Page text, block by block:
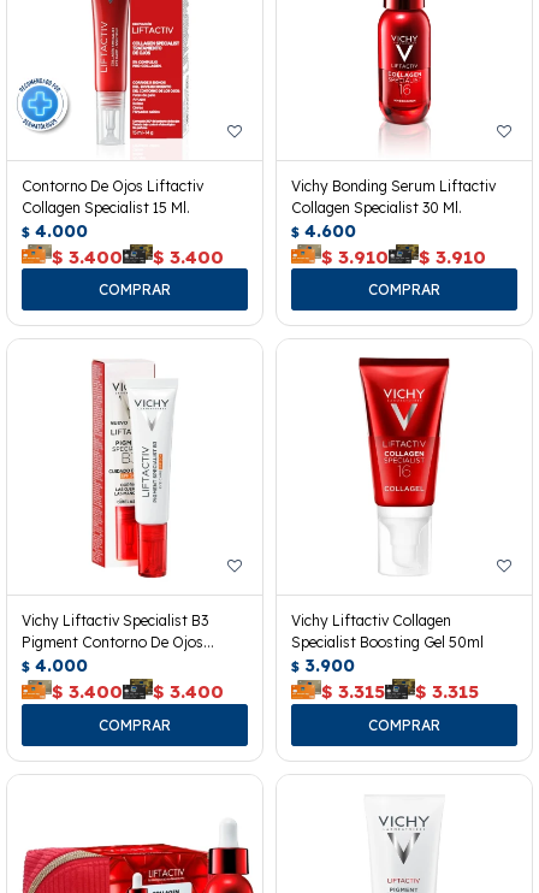
Contorno De Ojos Liftactiv
Collagen Specialist 15 Ml.
$ 4.000
$ 3.400 $ 3.400
Vichy Bonding Serum Liftactiv
Collagen Specialist 30 Ml.
$ 4.600
$ 3.910 $ 3.910
Vichy Liftactiv Specialist B3
Pigment Contorno De Ojos
Spf50+
$ 4.000
$ 3.400 $ 3.400
Vichy Liftactiv Collagen
Specialist Boosting Gel 50ml
$ 3.900
$ 3.315 $ 3.315